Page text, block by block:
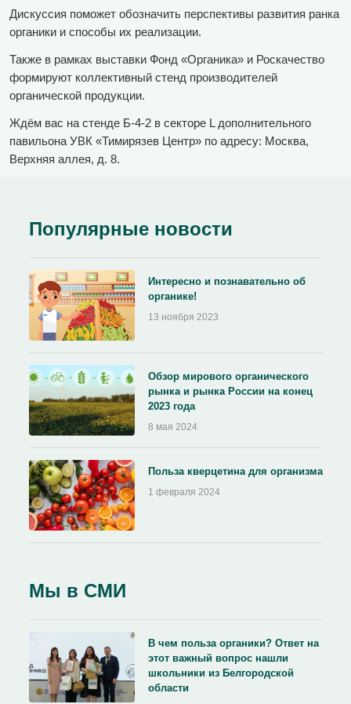
Дискуссия поможет обозначить перспективы развития ранка
органики и способы их реализации.
Также в рамках выставки Фонд «Органика» и Роскачество
формируют коллективный стенд производителей
органической продукции.
Ждём вас на стенде Б-4-2 в секторе L дополнительного
павильона УВК «Тимирязев Центр» по адресу: Москва,
Верхняя аллея, д. 8.
Популярные новости
Интересно и познавательно об
органике!
13 ноября 2023
Обзор мирового органического
рынка и рынка России на конец
2023 года
8 мая 2024
Польза кверцетина для организма
1 февраля 2024
Мы в СМИ
В чем польза органики? Ответ на
этот важный вопрос нашли
школьники из Белгородской
области